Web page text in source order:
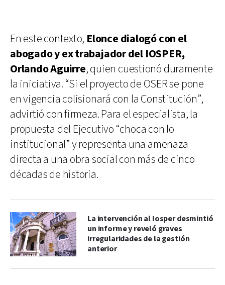
En este contexto, Elonce dialogó con el
abogado y ex trabajador del IOSPER,
Orlando Aguirre, quien cuestionó duramente
la iniciativa. “Si el proyecto de OSER se pone
en vigencia colisionará con la Constitución”,
advirtió con firmeza. Para el especialista, la
propuesta del Ejecutivo “choca con lo
institucional” y representa una amenaza
directa a una obra social con más de cinco
décadas de historia.
La intervención al Iosper desmintió
un informe y reveló graves
irregularidades de la gestión
anterior